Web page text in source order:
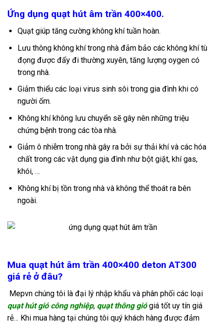
Ứng dụng quạt hút âm trần 400×400.
Quạt giúp tăng cường không khí tuần hoàn.
Lưu thông không khí trong nhà đảm bảo các không khí tù
đọng được đẩy đi thường xuyên, tăng lượng oygen có
trong nhà.
Giảm thiểu các loại virus sinh sôi trong gia đình khi có
người ốm.
Không khí không lưu chuyển sẽ gây nên những triệu
chứng bệnh trong các tòa nhà.
Giảm ô nhiễm trong nhà gây ra bởi sự thải khí và các hóa
chất trong các vật dụng gia đình như bột giặt, khí gas,
khói, …
Không khí bị tồn trong nhà và không thể thoát ra bên
ngoài.
Mua quạt hút âm trần 400×400 deton AT300
giá rẻ ở đâu?
Mepvn chúng tôi là đại lý nhập khẩu và phân phối các loại
quạt hút giócông nghiệp, quạt thông giógiá tốt uy tín giá
rẻ… Khi mua hàng tại chúng tôi quý khách hàng được đảm